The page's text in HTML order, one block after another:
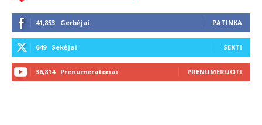
41,853 Gerbėjai PATINKA
649 Sekėjai SEKTI
36,814 Prenumeratoriai PRENUMERUOTI